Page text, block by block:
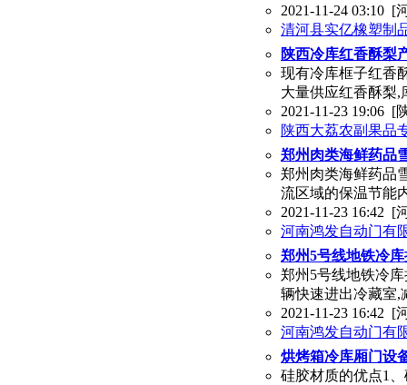
2021-11-24 03:10 [
清河县实亿橡塑制
陕西冷库红香酥梨
现有冷库框子红香
大量供应红香酥梨,
2021-11-23 19:06 [
陕西大荔农副果品
郑州肉类海鲜药品
郑州肉类海鲜药品
流区域的保温节能
2021-11-23 16:42 [
河南鸿发自动门有
郑州5号线地铁冷
郑州5号线地铁冷
辆快速进出冷藏室,
2021-11-23 16:42 [
河南鸿发自动门有
烘烤箱冷库厢门设
硅胶材质的优点1